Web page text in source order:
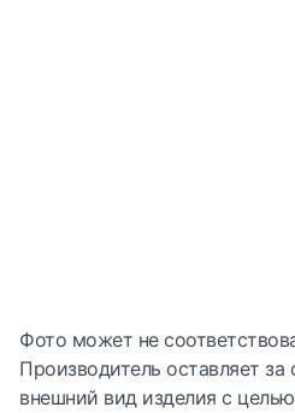
Фото может не
Производитель оставляет за
внешний вид изделия с